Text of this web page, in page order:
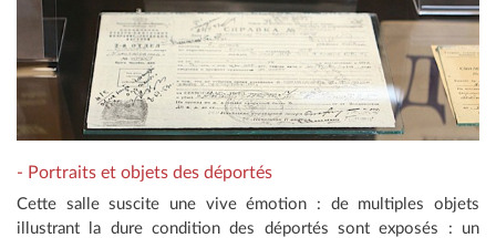
- Portraits et objets des déportés
Cette salle suscite une vive émotion : de multiples objets
illustrant la dure condition des déportés sont exposés : un